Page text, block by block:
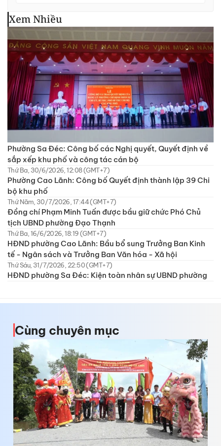
Xem Nhiều
Phường Sa Đéc: Công bố các Nghị quyết, Quyết định về
sắp xếp khu phố và công tác cán bộ
Thứ Ba, 30/6/2026, 12:08 (GMT+7)
Phường Cao Lãnh: Công bố Quyết định thành lập 39 Chi
bộ khu phố
Thứ Năm, 30/7/2026, 17:44 (GMT+7)
Đồng chí Phạm Minh Tuấn được bầu giữ chức Phó Chủ
tịch UBND phường Đạo Thạnh
Thứ Ba, 16/6/2026, 18:19 (GMT+7)
HĐND phường Cao Lãnh: Bầu bổ sung Trưởng Ban Kinh
tế - Ngân sách và Trưởng Ban Văn hóa - Xã hội
Thứ Sáu, 31/7/2026, 22:50 (GMT+7)
HĐND phường Sa Đéc: Kiện toàn nhân sự UBND phường
Cùng chuyên mục